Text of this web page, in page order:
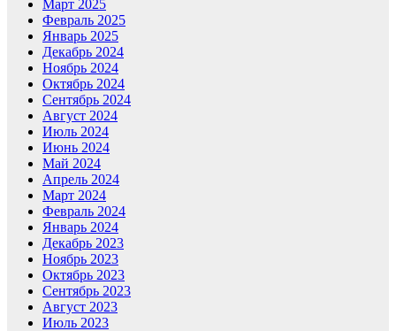
Март 2025
Февраль 2025
Январь 2025
Декабрь 2024
Ноябрь 2024
Октябрь 2024
Сентябрь 2024
Август 2024
Июль 2024
Июнь 2024
Май 2024
Апрель 2024
Март 2024
Февраль 2024
Январь 2024
Декабрь 2023
Ноябрь 2023
Октябрь 2023
Сентябрь 2023
Август 2023
Июль 2023